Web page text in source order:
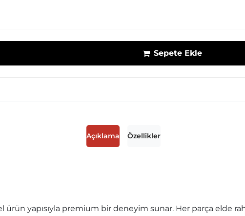
Sepete Ekle
Açıklama Özellikler
ürün yapısıyla premium bir deneyim sunar. Her parça elde